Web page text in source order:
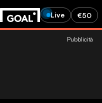
Live €50
Pubblicità